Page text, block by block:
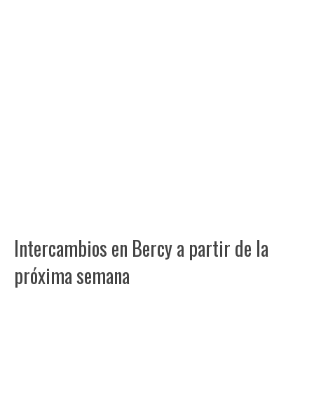
Intercambios en Bercy a partir de la
próxima semana